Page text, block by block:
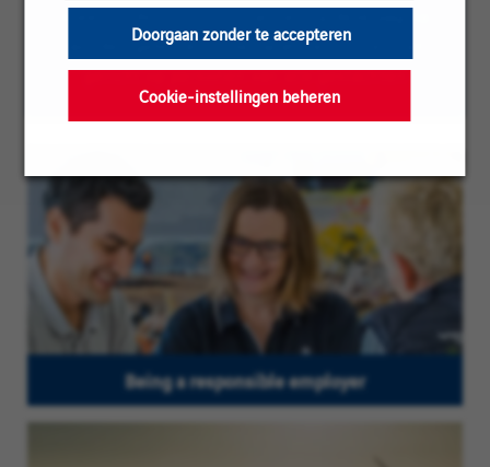
Doorgaan zonder te accepteren
Cookie-instellingen beheren
meervoudsvorm voor mannen op deze pagina
worden gebruikt; onze vacatures zijn echter
gericht op personen van alle geslachten
Being a responsible employer